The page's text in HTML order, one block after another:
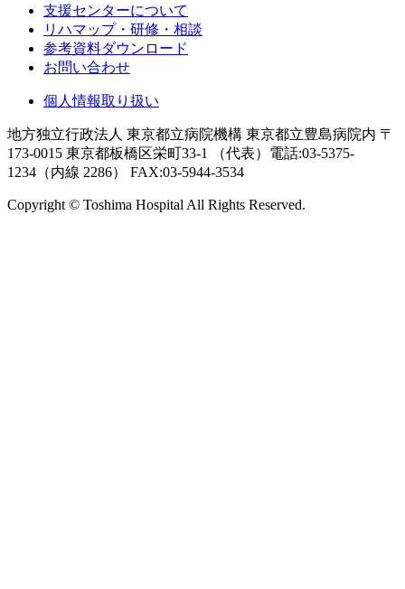
支援センターについて
リハマップ・研修・相談
参考資料ダウンロード
お問い合わせ
個人情報取り扱い
地方独立行政法人 東京都立病院機構 東京都立豊島病院内 〒
173-0015 東京都板橋区栄町33-1 （代表）電話:03-5375-
1234（内線 2286） FAX:03-5944-3534
Copyright © Toshima Hospital All Rights Reserved.